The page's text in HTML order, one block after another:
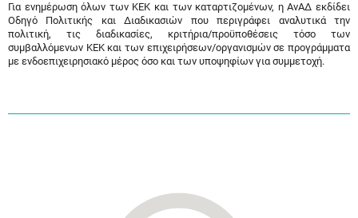
Για ενημέρωση όλων των ΚΕΚ και των καταρτιζομένων, η ΑνΑΔ εκδίδει
Οδηγό Πολιτικής και Διαδικασιών που περιγράφει αναλυτικά την
πολιτική, τις διαδικασίες, κριτήρια/προϋποθέσεις τόσο των
συμβαλλόμενων ΚΕΚ και των επιχειρήσεων/οργανισμών σε προγράμματα
με ενδοεπιχειρησιακό μέρος όσο και των υποψηφίων για συμμετοχή.